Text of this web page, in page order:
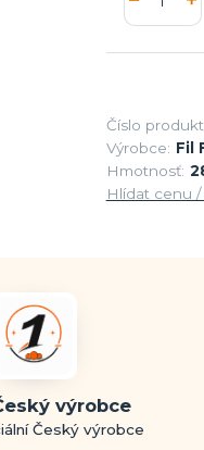
Číslo
Výrobce: Fil
Hmotnosť:
Hlídat cenu
výrobce
Český výrobce